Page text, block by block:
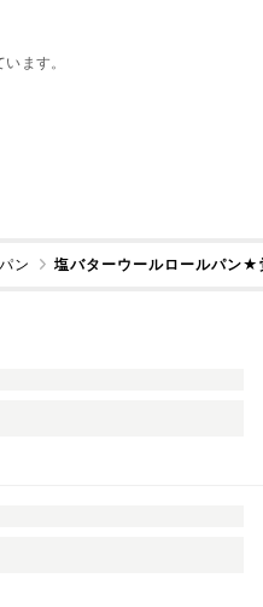
ます。
ン 塩バターウールロールパン★